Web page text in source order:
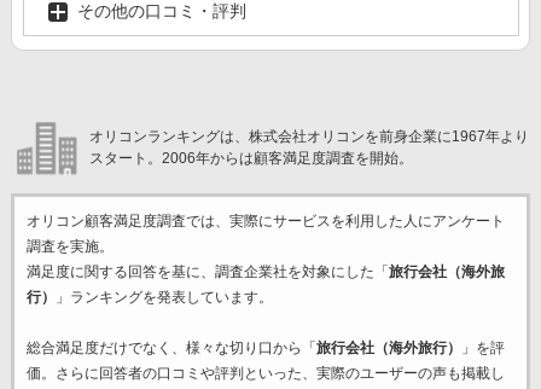
その他の口コミ・評判
オリコンランキングは、株式会社オリコンを前身企業に1967年より
スタート。2006年からは顧客満足度調査を開始。
オリコン顧客満足度調査では、実際にサービスを利用した 人にアンケート
調査を実施。
満足度に関する回答を基に、調査企業社を対象にした「 旅行会社（海外旅
行）
」ランキングを発表しています。
総合満足度だけでなく、様々な切り口から「 旅行会社（海外旅行）
」を評
価。さらに回答者の口コミや評判といった、実際のユーザーの声も掲載し